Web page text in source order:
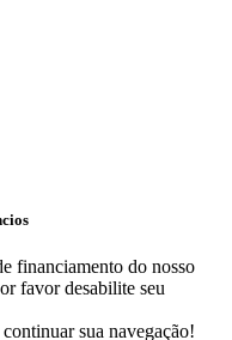
financiamento do nosso
favor desabilite seu
sua navegação!